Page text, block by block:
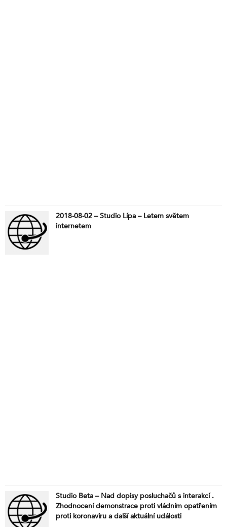
2018-08-02 – Studio Lípa – Letem světem
internetem
Studio Beta – Nad dopisy posluchačů s interakcí .
Zhodnocení demonstrace proti vládním opatřením
proti koronaviru a další aktuální události